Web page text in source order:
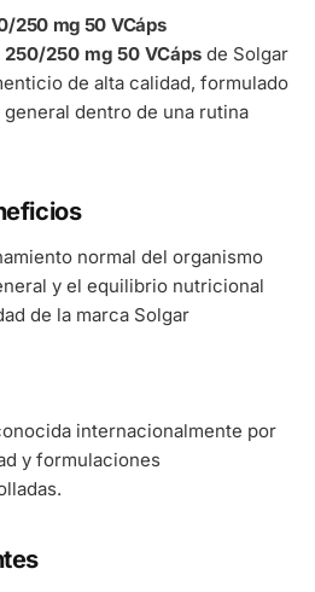
250 mg 50 VCáps
250 mg 50 VCáps de Solgar
de alta calidad, formulado
dentro de una rutina
normal del organismo
y el equilibrio nutricional
de la marca Solgar
internacionalmente por
y formulaciones